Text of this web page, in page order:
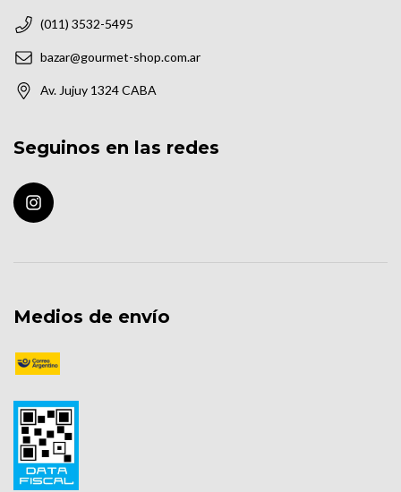
(011) 3532-5495
bazar@gourmet-shop.com.ar
Av. Jujuy 1324 CABA
Seguinos en las redes
Medios de envío